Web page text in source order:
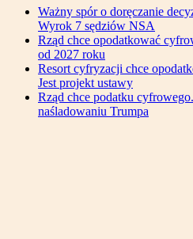
Ważny spór o doręczanie
Wyrok 7 sędziów NSA
Rząd chce opodatkować
od 2027 roku
Resort cyfryzacji chce
Jest projekt ustawy
Rząd chce podatku
naśladowaniu Trumpa